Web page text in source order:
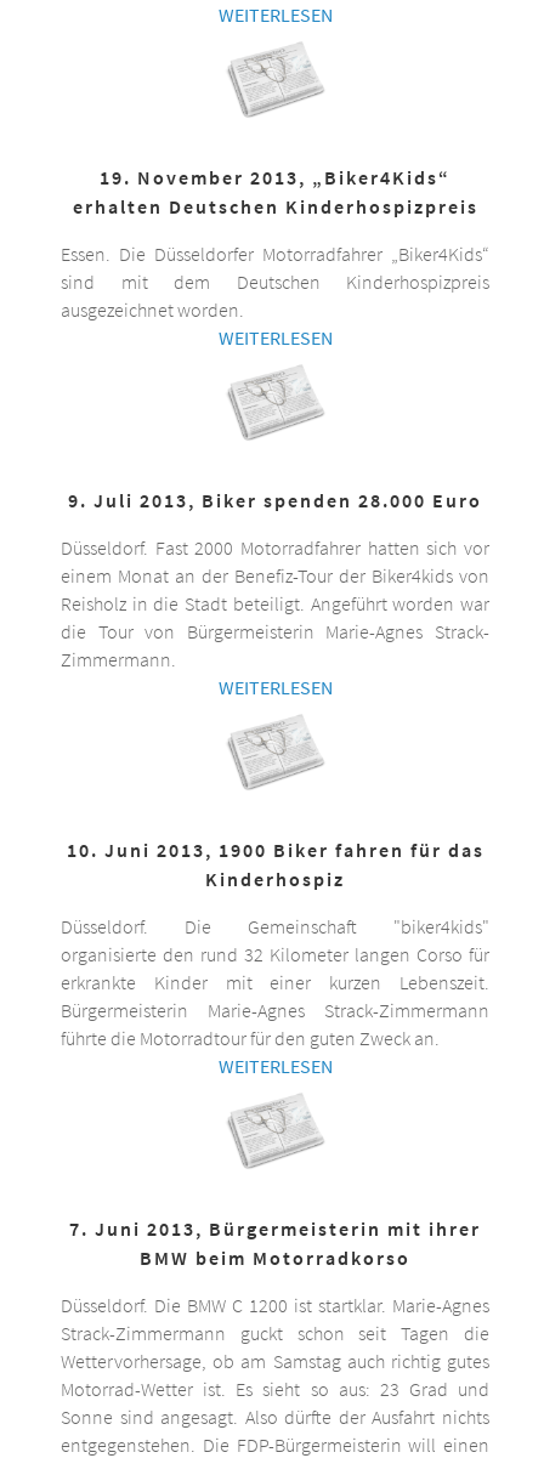
WEITERLESEN
19. November 2013, „Biker4Kids“
erhalten Deutschen Kinderhospizpreis
Essen. Die Düsseldorfer Motorradfahrer „Biker4Kids“
sind mit dem Deutschen Kinderhospizpreis
ausgezeichnet worden.
WEITERLESEN
9. Juli 2013, Biker spenden 28.000 Euro
Düsseldorf. Fast 2000 Motorradfahrer hatten sich vor
einem Monat an der Benefiz-Tour der Biker4kids von
Reisholz in die Stadt beteiligt. Angeführt worden war
die Tour von Bürgermeisterin Marie-Agnes Strack-
Zimmermann.
WEITERLESEN
10. Juni 2013, 1900 Biker fahren für das
Kinderhospiz
Düsseldorf. Die Gemeinschaft "biker4kids"
organisierte den rund 32 Kilometer langen Corso für
erkrankte Kinder mit einer kurzen Lebenszeit.
Bürgermeisterin Marie-Agnes Strack-Zimmermann
führte die Motorradtour für den guten Zweck an.
WEITERLESEN
7. Juni 2013, Bürgermeisterin mit ihrer
BMW beim Motorradkorso
Düsseldorf. Die BMW C 1200 ist startklar. Marie-Agnes
Strack-Zimmermann guckt schon seit Tagen die
Wettervorhersage, ob am Samstag auch richtig gutes
Motorrad-Wetter ist. Es sieht so aus: 23 Grad und
Sonne sind angesagt. Also dürfte der Ausfahrt nichts
entgegenstehen. Die FDP-Bürgermeisterin will einen